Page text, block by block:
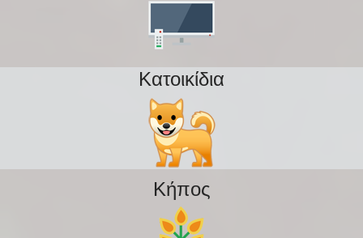
Κατοικίδια
Κήπος